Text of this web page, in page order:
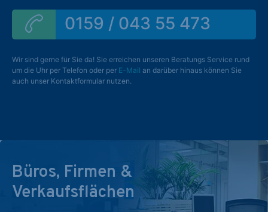
0159 / 043 55 473
Wir sind gerne für Sie da! Sie erreichen unseren Beratungs Service rund
um die Uhr per Telefon oder per E-Mail an darüber hinaus können Sie
auch unser Kontaktformular nutzen.
Büros, Firmen &
Verkaufsflächen